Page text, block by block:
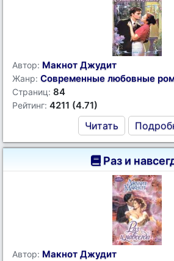
Автор: Макнот Джудит
Жанр: Современные любовные
Страниц: 84
Рейтинг: 4211 (4.71)
Читать
Раз и
Автор: Макнот Джудит